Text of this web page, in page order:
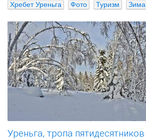
Хребет Уреньга Фото Туризм Зима
Уреньга, тропа пятидесятников